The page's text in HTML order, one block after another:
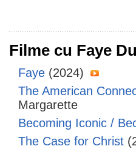
Filme cu Faye
Faye (2024)
The American
Margarette
Becoming Iconic /
The Case for Christ